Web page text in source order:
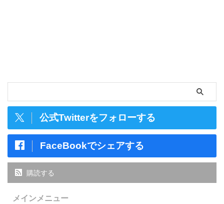
公式Twitterをフォローする
FaceBookでシェアする
購読する
メインメニュー